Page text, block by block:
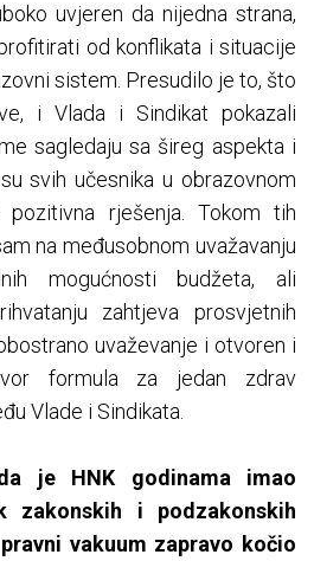
uvjeren da nijedna strana,
od konflikata i situacije
sistem. Presudilo je to, što
i Vlada i Sindikat pokazali
sagledaju sa šireg aspekta i
svih učesnika u obrazovnom
pozitivna rješenja. Tokom tih
na međusobnom uvažavanju
mogućnosti budžeta, ali
zahtjeva prosvjetnih
uvaževanje i otvoren i
formula za jedan zdrav
Vlade i Sindikata.
je HNK godinama imao
zakonskih i podzakonskih
vakuum zapravo kočio